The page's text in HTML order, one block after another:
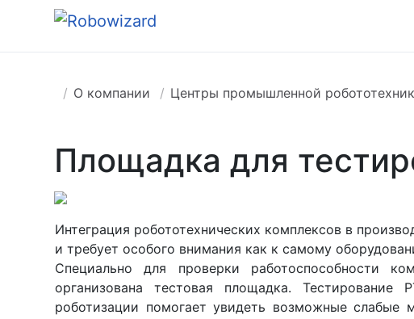
О компании Центры промышленной
Площадка для
Интеграция робототехнических комплексов в
и требует особого внимания как к самому
Специально для проверки работоспособности
организована тестовая площадка.
роботизации помогает увидеть возможные слабые